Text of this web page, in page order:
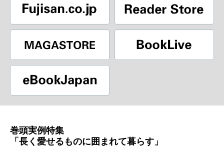
巻頭実例特集
「長く愛せるものに囲まれて暮らす」